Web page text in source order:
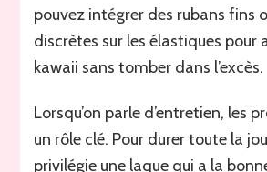
pouvez intégrer des rubans fins
discrètes sur les élastiques pour
kawaii sans tomber dans l’excès.
Lorsqu’on parle d’entretien, les
un rôle clé. Pour durer toute la
privilégie une laque qui a la